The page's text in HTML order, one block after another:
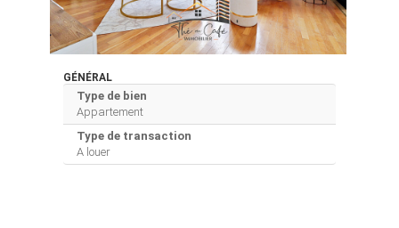
GÉNÉRAL
Type de bien
Appartement
Type de transaction
A louer